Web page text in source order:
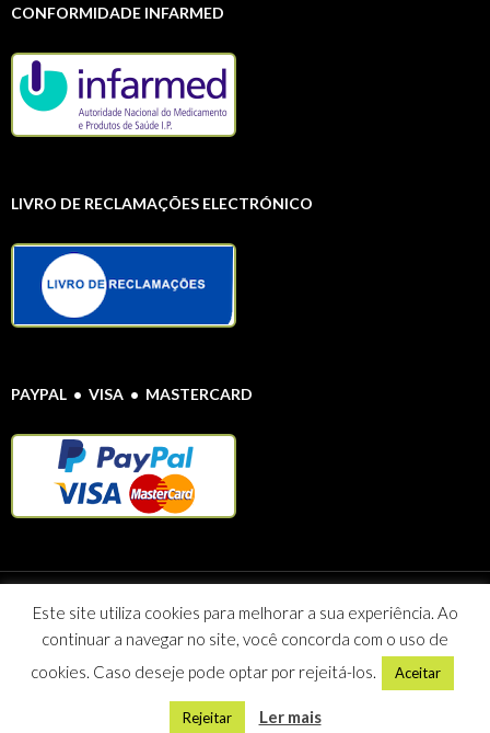
CONFORMIDADE INFARMED
LIVRO DE RECLAMAÇÕES ELECTRÓNICO
PAYPAL • VISA • MASTERCARD
reservados
Maria Celeste Vieira Caeiro Sociedade Unipessoal Lda NIF: 507 095
Morada: Rua Seara Nova 3A R/C 7780-163 CASTRO VERDE
Contactos: Tel. 286 328 010clientes@farmaciaalentejana.com
Este site utiliza cookies para melhorar a sua experiência. Ao
continuar a navegar no site, você concorda com o uso de
cookies. Caso deseje pode optar por rejeitá-los.
Aceitar
Rejeitar Ler mais